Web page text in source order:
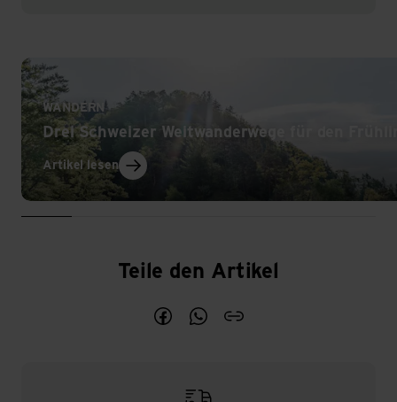
WANDERN
Drei Schweizer Weitwanderwege für den
Artikel lesen
Artikel lesen
Teile den Artikel